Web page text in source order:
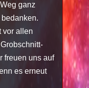
ganz
vor allen
freuen uns auf
es erneut